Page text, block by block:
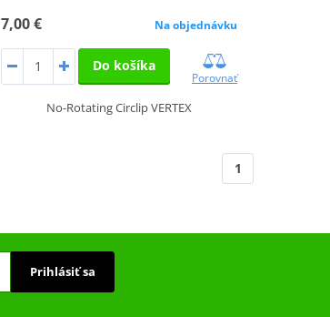
7,00 € Na objednávku
Do košíka
Porovnať
No-Rotating Circlip VERTEX
1
Prihlásiť sa